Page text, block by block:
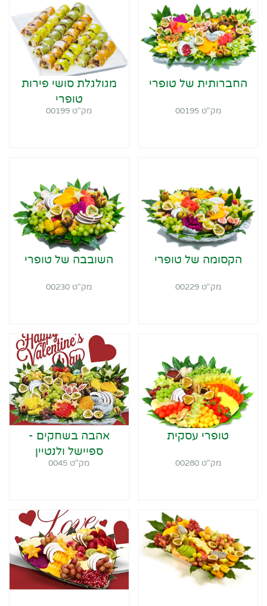
החברותית של טופרי
מק"ט 00195
מגולגלת סושי פירות
טופרי
מק"ט 00199
הקסומה של טופרי
מק"ט 00229
השובבה של טופרי
מק"ט 00230
טופרי עסקית
מק"ט 00280
אהבה בשחקים -
ספיישל ולנטיין
מק"ט 0045